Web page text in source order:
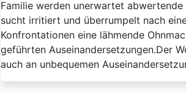
Familie werden unerwartet
sucht irritiert und überrumpelt nach
Konfrontationen eine lähmende
geführten Auseinandersetzungen.Der
auch an unbequemen